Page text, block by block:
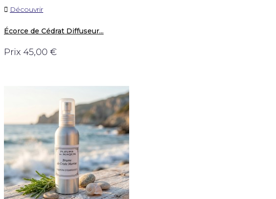
 Découvrir
Écorce de Cédrat Diffuseur...
Prix 45,00 €